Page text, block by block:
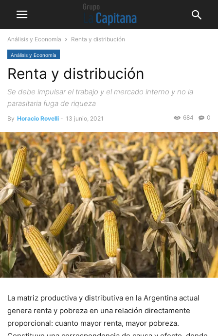
Análisis y Economía Renta y distribución
Análisis y Economía
Renta y distribución
Se debe impulsar el trabajo y el mercado interno y no la
parasitaria fuga de riqueza
By Horacio Rovelli - 13 junio, 2021 0
684
La matriz productiva y distributiva en la Argentina actual
genera renta y pobreza en una relación directamente
proporcional: cuanto mayor renta, mayor pobreza.